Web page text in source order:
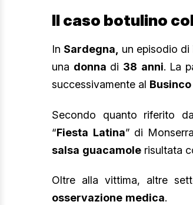
Il caso botulino
In Sardegna, un episodio di
una donna di 38 anni. La
successivamente al Businco
Secondo quanto riferito
“Fiesta Latina” di
salsa guacamole risultata
Oltre alla vittima, altre
osservazione medica.